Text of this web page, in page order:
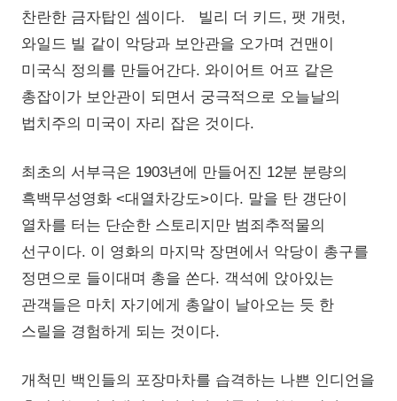
찬란한 금자탑인 셈이다. 빌리 더 키드, 팻 개럿,
와일드 빌 같이 악당과 보안관을 오가며 건맨이
미국식 정의를 만들어간다. 와이어트 어프 같은
총잡이가 보안관이 되면서 궁극적으로 오늘날의
법치주의 미국이 자리 잡은 것이다.
최초의 서부극은 1903년에 만들어진 12분 분량의
흑백무성영화 <대열차강도>이다. 말을 탄 갱단이
열차를 터는 단순한 스토리지만 범죄추적물의
선구이다. 이 영화의 마지막 장면에서 악당이 총구를
정면으로 들이대며 총을 쏜다. 객석에 앉아있는
관객들은 마치 자기에게 총알이 날아오는 듯 한
스릴을 경험하게 되는 것이다.
개척민 백인들의 포장마차를 습격하는 나쁜 인디언을